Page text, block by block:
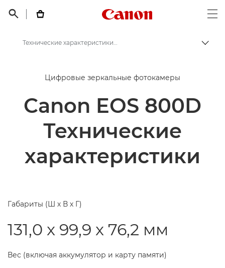
 
Canon Logo, back
Цифровые камеры
Canon EOS 800D
Цифровые зеркальные фотокамеры
Canon EOS 800D
Технические
характеристики
Габариты (Ш х В х Г)
131,0 x 99,9 x 76,2 мм
Вес (включая аккумулятор и карту памяти)